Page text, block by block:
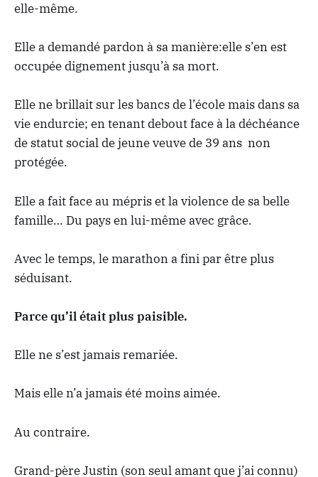
elle-même.
Elle a demandé pardon à sa manière:elle s’en est
occupée dignement jusqu’à sa mort.
Elle ne brillait sur les bancs de l’école mais dans sa
vie endurcie; en tenant debout face à la déchéance
de statut social de jeune veuve de 39 ans non
protégée.
Elle a fait face au mépris et la violence de sa belle
famille… Du pays en lui-même avec grâce.
Avec le temps, le marathon a fini par être plus
séduisant.
Parce qu’il était plus paisible.
Elle ne s’est jamais remariée.
Mais elle n’a jamais été moins aimée.
Au contraire.
Grand-père Justin (son seul amant que j’ai connu)